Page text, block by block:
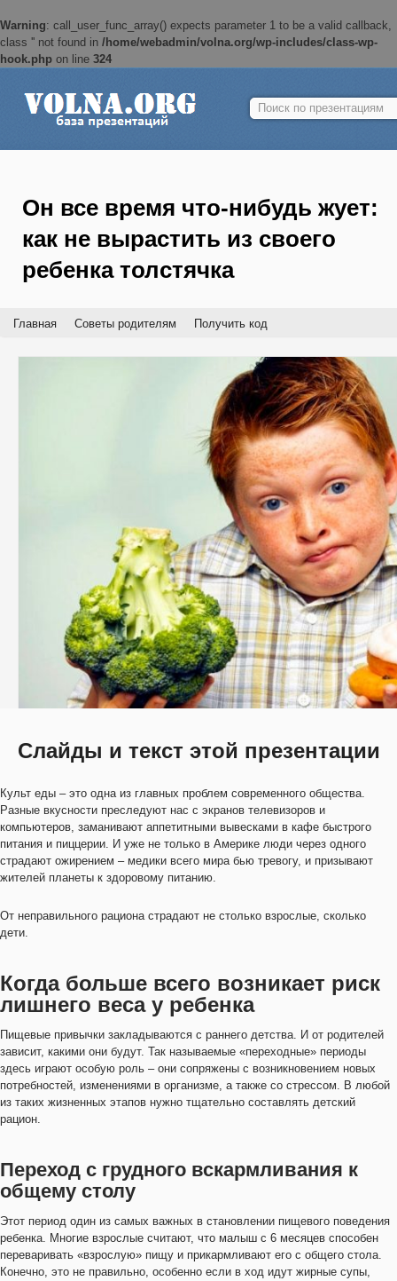
Warning: call_user_func_array() expects parameter 1 to be a valid callback,
class '' not found in /home/webadmin/volna.org/wp-includes/class-wp-
hook.php on line 324
Найти:
Он все время что-нибудь жует:
как не вырастить из своего
ребенка толстячка
Главная Советы родителям Получить код
Слайды и текст этой презентации
Культ еды – это одна из главных проблем современного общества.
Разные вкусности преследуют нас с экранов телевизоров и
компьютеров, заманивают аппетитными вывесками в кафе быстрого
питания и пиццерии. И уже не только в Америке люди через одного
страдают ожирением – медики всего мира бью тревогу, и призывают
жителей планеты к здоровому питанию.
От неправильного рациона страдают не столько взрослые, сколько
дети.
Когда больше всего возникает риск
лишнего веса у ребенка
Пищевые привычки закладываются с раннего детства. И от родителей
зависит, какими они будут. Так называемые «переходные» периоды
здесь играют особую роль – они сопряжены с возникновением новых
потребностей, изменениями в организме, а также со стрессом. В любой
из таких жизненных этапов нужно тщательно составлять детский
рацион.
Переход с грудного вскармливания к
общему столу
Этот период один из самых важных в становлении пищевого поведения
ребенка. Многие взрослые считают, что малыш с 6 месяцев способен
переваривать «взрослую» пищу и прикармливают его с общего стола.
Конечно, это не правильно, особенно если в ход идут жирные супы,